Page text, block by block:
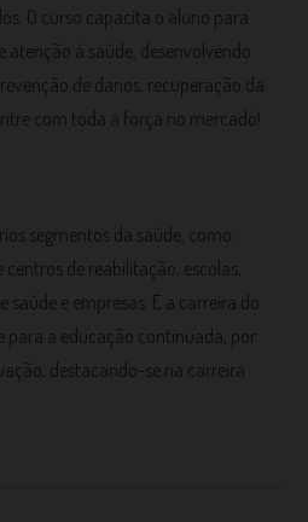
O curso capacita o aluno para
atenção à saúde, desenvolvendo
de danos, recuperação da
com toda a força no mercado!
segmentos da saúde, como:
centros de reabilitação, escolas,
saúde e empresas. E a carreira do
para a educação continuada, por
destacando-se na carreira